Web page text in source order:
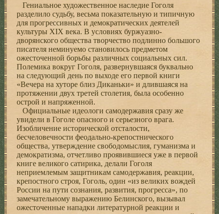
Гениальное художественное наследие Гоголя
разделило судьбу, весьма показательную и типичную
для прогрессивных и демократических деятелей
культуры XIX века. В условиях буржуазно-
дворянского общества творчество подлинно большого
писателя неминуемо становилось предметом
ожесточенной борьбы различных социальных сил.
Полемика вокруг Гоголя, развернувшаяся буквально
на следующий день по выходе его первой книги
«Вечера на хуторе близ Диканьки» и длившаяся на
протяжении двух третей столетия, была особенно
острой и напряженной.
Официальные идеологи самодержавия сразу же
увидели в Гоголе опасного и серьезного врага.
Изобличение исторической отсталости,
бесчеловечности феодально-крепостнического
общества, утверждение свободомыслия, гуманизма и
демократизма, отчетливо проявившиеся уже в первой
книге великого сатирика, делали Гоголя
неприемлемым защитникам самодержавия, реакции,
крепостного строя, Гоголь, один «из великих вождей
России на пути сознания, развития, прогресса», по
замечательному выражению Белинского, вызывал
ожесточенные нападки литературной реакции и